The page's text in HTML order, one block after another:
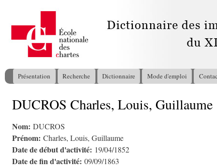
Menu principal
Présentation Recherche Dictionnaire Mode d'emploi
Vous êtes ici
DUCROS Charles, Louis, Guillaume
Nom: DUCROS
Prénom: Charles, Louis, Guillaume
Date de début d'activité: 19/04/1852
Date de fin d'activité: 09/09/1863